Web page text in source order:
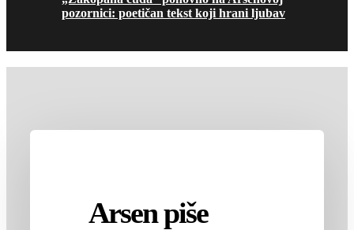
pozornici: poetičan tekst koji hrani ljubav
Arsen piše